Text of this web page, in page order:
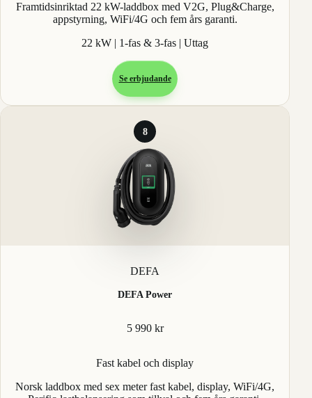
Framtidsinriktad 22 kW-laddbox med V2G, Plug&Charge,
appstyrning, WiFi/4G och fem års garanti.
22 kW | 1-fas & 3-fas | Uttag
Se erbjudande
8
DEFA
DEFA Power
5 990 kr
Fast kabel och display
Norsk laddbox med sex meter fast kabel, display, WiFi/4G,